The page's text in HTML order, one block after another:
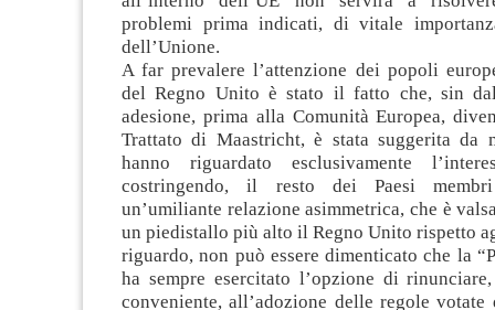
problemi prima indicati, di vitale
dell’Unione.
A far prevalere l’attenzione dei popoli
del Regno Unito è stato il fatto che, sin
adesione, prima alla Comunità Europea,
Trattato di Maastricht, è stata suggerita da
hanno riguardato esclusivamente
costringendo, il resto dei Paesi
un’umiliante relazione asimmetrica, che è
un piedistallo più alto il Regno Unito rispetto
riguardo, non può essere dimenticato che la
ha sempre esercitato l’opzione di
conveniente, all’adozione delle regole votate